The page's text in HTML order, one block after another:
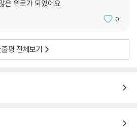
은 위로가 되었어요
0
평 전체보기